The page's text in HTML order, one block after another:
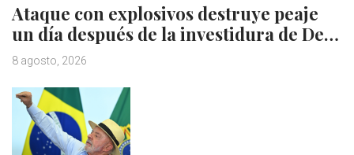
Ataque con explosivos destruye peaje
un día después de la investidura de De…
8 agosto, 2026